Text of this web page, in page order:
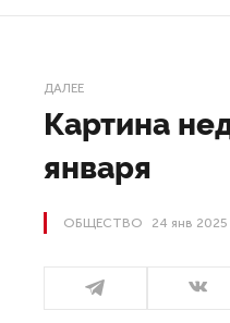
ДАЛЕЕ
Картина
января
ОБЩЕСТВО 24 янв